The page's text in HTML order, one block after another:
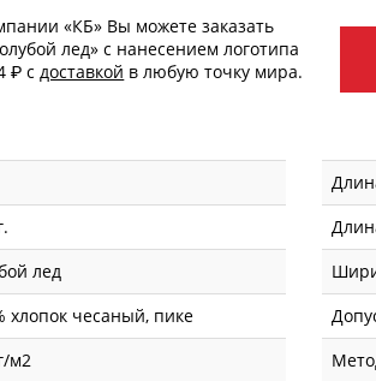
«КБ» Вы можете заказать
лед» с нанесением логотипа
₽ с доставкой в любую точку мира.
лед
хлопок чесаный, пике
м2